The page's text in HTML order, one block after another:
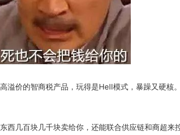
溢价的智商税产品，玩得是Hell模式，暴躁又硬核。
西几百块几千块卖给你，还能联合供应链和商超来控